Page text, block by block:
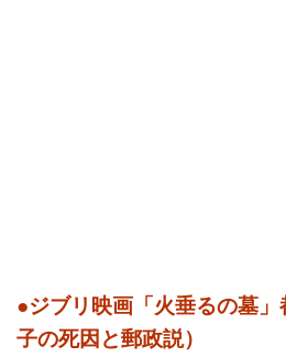
●ジブリ映画「火垂るの墓
子の死因と郵政説）